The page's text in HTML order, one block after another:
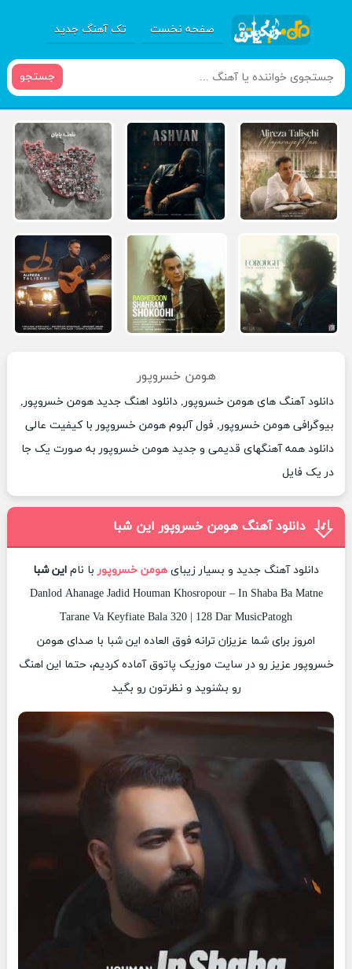
صفحه نخست تک آهنگ جدید
جستجو
هومن خسروپور
دانلود آهنگ های هومن خسروپور, دانلود اهنگ جدید هومن خسروپور,
بیوگرافی هومن خسروپور, فول آلبوم هومن خسروپور با کیفیت عالی
دانلود همه آهنگهای قدیمی و جدید هومن خسروپور به صورت یک جا
در یک فایل
دانلود آهنگ هومن خسروپور این شبا
دانلود آهنگ جدید و بسیار زیبایهومن خسروپور با نام این شبا
Danlod Ahanage Jadid Houman Khosropour – In Shaba Ba Matne
Tarane Va Keyfiate Bala 320 | 128 Dar MusicPatogh
امروز برای شما عزیزان ترانه فوق العاده این شبا با صدای هومن
خسروپور عزیز رو در سایت موزیک پاتوق آماده کردیم، حتما این اهنگ
رو بشنوید و نظرتون رو بگید